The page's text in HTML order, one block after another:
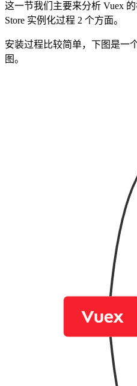
这一节我们主要来分析 Vuex
Store 实例化过程 2 个方面。
安装过程比较简单，下图是一
图。